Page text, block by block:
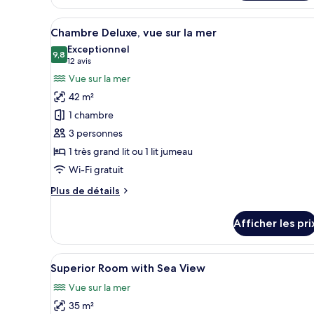
Executive
Room
with
City
View
Afficher
toutes
les
photos
pour
ce
type
de
chambre :
Chambre
Deluxe,
la
mer
Une chambre d’hôtel avec
5
Chambre Deluxe, vue sur la mer
9,89,8 sur 10
Exceptionnel
12 avis
(12 avis)
Vue sur la mer
42 m²
1 chambre
3 personnes
1 très grand lit ou 1 lit jumeau
Wi-Fi gratuit
Plus de détails
Plus
Chambre
Deluxe,
vue
sur
la
mer
Afficher les
Afficher
toutes
les
photos
Une chambre d’hôtel avec
5
Superior Room with Sea View
Vue sur la mer
35 m²